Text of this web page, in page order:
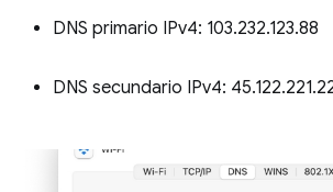
DNS primario IPv4: 103.232.123.88
DNS secundario IPv4: